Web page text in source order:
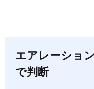
エアレーショ
で判断